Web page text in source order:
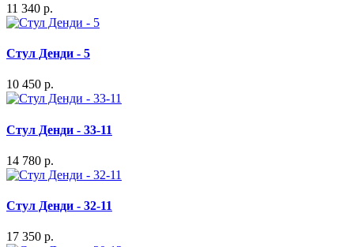
11 340 р.
Стул Денди - 5
10 450 р.
Стул Денди - 33-11
14 780 р.
Стул Денди - 32-11
17 350 р.